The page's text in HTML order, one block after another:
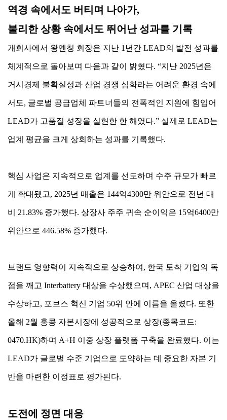
역경 속에서도 버티며 나아가,
불리한 상황 속에서도 뛰어난 성과를 기록
개회사에서 왕옌칭 회장은 지난 1년간 LEAD의 발전 성과를
체계적으로 돌아보며 다음과 같이 밝혔다. “지난 2025년은
거시경제 불확실성과 산업 경쟁 심화라는 어려운 환경 속에
서도, 글로벌 공급업체 파트너들의 전폭적인 지원에 힘입어
LEAD가 고품질 성장을 실현한 한 해였다.” 실제로 LEAD는
업계 평균을 크게 상회하는 성과를 기록했다.
핵심 사업은 지속적으로 업계를 선도하며 수주 규모가 빠르
게 확대됐고, 2025년 매출은 144억4300만 위안으로 전년 대
비 21.83% 증가했다. 상장사 주주 귀속 순이익은 15억6400만
위안으로 446.58% 증가했다.
브랜드 영향력이 지속적으로 상승하여, 한국 토착 기업의 독
점을 깨고 Interbattery 대상을 수상했으며, APEC 산업 대상을
수상하고, 포브스 혁신 기업 50위 안에 이름을 올렸다. 또한
올해 2월 홍콩 자본시장에 성공적으로 상장(종목코드:
0470.HK)하며 A+H 이중 상장 플랫폼 구축을 완료했다. 이는
LEAD가 글로벌 수준 기업으로 도약하는 데 중요한 자본 기
반을 마련한 이정표로 평가된다.
도전에 정면 대응